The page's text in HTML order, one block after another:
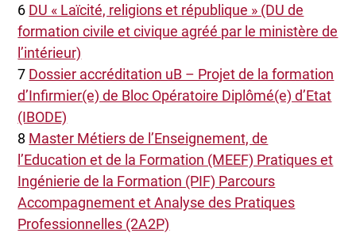
6 DU « Laïcité, religions et république » (DU de
formation civile et civique agréé par le ministère de
l’intérieur)
7 Dossier accréditation uB – Projet de la formation
d’Infirmier(e) de Bloc Opératoire Diplômé(e) d’Etat
(IBODE)
8 Master Métiers de l’Enseignement, de
l’Education et de la Formation (MEEF) Pratiques et
Ingénierie de la Formation (PIF) Parcours
Accompagnement et Analyse des Pratiques
Professionnelles (2A2P)